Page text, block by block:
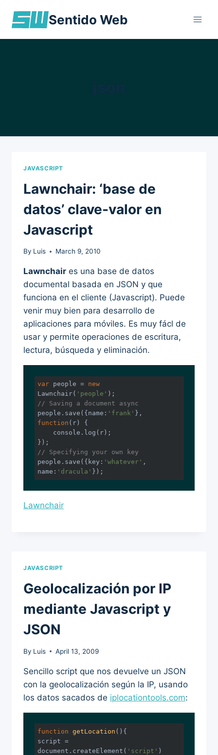
Sentido Web
JAVASCRIPT
Lawnchair: ‘base de
datos’ clave-valor en
Javascript
By Luis March 9, 2010
Lawnchair es una base de datos
documental basada en JSON y que
funciona en el cliente (Javascript). Puede
venir muy bien para desarrollo de
aplicaciones para móviles. Es muy fácl de
usar y permite operaciones de escritura,
lectura, búsqueda y eliminación.
var people = new
Lawnchair( 'people'
// Saving a document async
people.save({ name : 'frank'
function ( r) {
console .log(r);
// Specifying your own key
people.save({ key : 'whatever'
name : 'dracula' });
Lawnchair
JAVASCRIPT
Geolocalización por IP
mediante Javascript y
JSON
By Luis April 13, 2009
Sencillo script que nos devuelve un JSON
con la geolocalización según la IP, usando
los datos sacados de iplocationtools.com:
function getLocation ( ) {
script =
document .createElement( 'script' )